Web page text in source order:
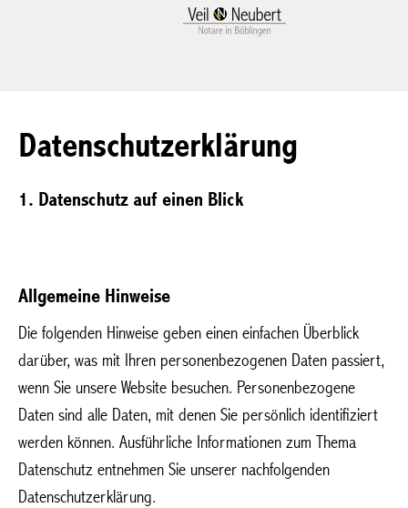
Datenschutzerklärung
1. Datenschutz auf einen Blick
Allgemeine Hinweise
Die folgenden Hinweise geben einen einfachen Überblick
darüber, was mit Ihren personenbezogenen Daten passiert,
wenn Sie unsere Website besuchen. Personenbezogene
Daten sind alle Daten, mit denen Sie persönlich identifiziert
werden können. Ausführliche Informationen zum Thema
Datenschutz entnehmen Sie unserer nachfolgenden
Datenschutzerklärung.